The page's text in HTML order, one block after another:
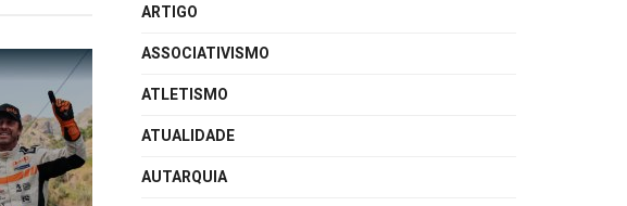
ARTIGO
ASSOCIATIVISMO
ATLETISMO
ATUALIDADE
AUTARQUIA